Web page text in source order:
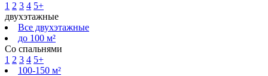
1 2 3 4 5+
двухэтажные
Все двухэтажные
до 100 м²
Со спальнями
1 2 3 4 5+
100-150 м²